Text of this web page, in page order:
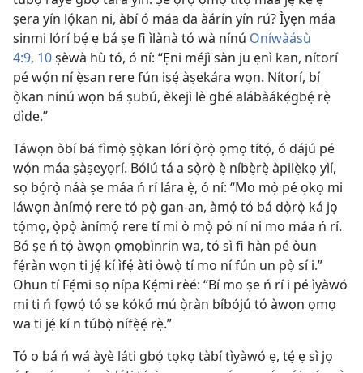
ṣera yín lọ́kan ni, àbí ó máa da àárín yín rú? Ìyẹn máa
sinmi lórí bẹ́ ẹ bá ṣe fi ìlànà tó wà nínú Oníwàásù
4:9, 10ṣèwà hù tó, ó ní: “Ẹni méjì sàn ju ẹnì kan, nítorí
pé wọ́n ní ẹ̀san rere fún iṣẹ́ àṣekára wọn. Nítorí, bí
ọ̀kan nínú wọn bá ṣubú, èkejì lè gbé alábàákẹ́gbẹ́ rẹ̀
dìde.”
Táwọn òbí bá fìmọ̀ ṣọ̀kan lórí ọ̀rọ̀ ọmọ títọ́, ó dájú pé
wọ́n máa ṣàṣeyọrí. Bólú tá a sọ̀rọ̀ ẹ̀ níbẹ̀rẹ̀ àpilẹ̀kọ yìí,
sọ bọ́rọ̀ náà ṣe máa ń rí lára ẹ̀, ó ní: “Mo mọ̀ pé ọkọ mi
láwọn ànímọ́ rere tó pọ̀ gan-an, àmọ́ tó bá dọ̀rọ̀ ká jọ
tọ́mọ, ọ̀pọ̀ ànímọ́ rere tí mi ò mọ̀ pó ní ni mo máa ń rí.
Bó ṣe ń tọ́ àwọn ọmọbìnrin wa, tó sì fi hàn pé òun
fẹ́ràn wọn ti jẹ́ kí ìfẹ́ àti ọ̀wọ̀ tí mo ní fún un pọ̀ sí i.”
Ohun tí Fẹ́mi sọ nípa Kẹ́mi rèé: “Bí mo ṣe ń rí i pé ìyàwó
mi ti ń fọwọ́ tó ṣe kókó mú ọ̀ràn bíbójú tó àwọn ọmọ
wa ti jẹ́ kí n túbọ̀ nífẹ̀ẹ́ rẹ̀.”
Tó o bá ń wá àyè láti gbọ́ tọkọ tàbí tìyàwó ẹ, tẹ́ ẹ sì jọ